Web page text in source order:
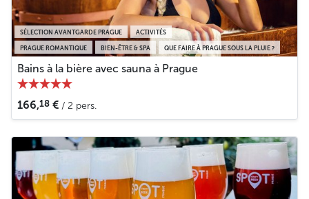
PRAGUE ROMANTIQUE BIEN-ÊTRE & SPA QUE FAIRE À PRAGUE SOUS LA PLUIE ?
SÉLECTION AVANTGARDE PRAGUE ACTIVITÉS
Bains à la bière avec sauna à Prague
166,18 € / 2 pers.